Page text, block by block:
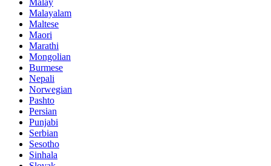
Malay
Malayalam
Maltese
Maori
Marathi
Mongolian
Burmese
Nepali
Norwegian
Pashto
Persian
Punjabi
Serbian
Sesotho
Sinhala